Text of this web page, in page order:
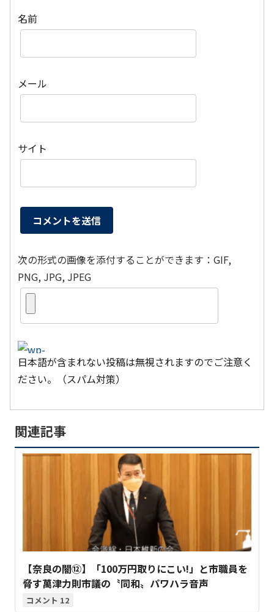
名前
メール
サイト
次の形式の画像を添付することができます：GIF,
PNG, JPG, JPEG
日本語が含まれない投稿は無視されますのでご注意く
ださい。（スパム対策）
関連記事
【奈良の闇⑫】「100万円取りにこい!」と市職員を
脅す萬津力則市議の〝同和〟パワハラ音声
12